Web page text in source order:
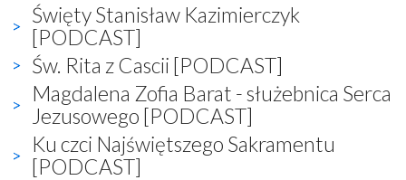
Święty Stanisław Kazimierczyk
[PODCAST]
Św. Rita z Cascii [PODCAST]
Magdalena Zofia Barat - służebnica Serca
Jezusowego [PODCAST]
Ku czci Najświętszego Sakramentu
[PODCAST]